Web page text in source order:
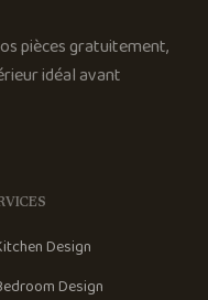
pièces gratuitement,
idéal avant
Design
Design